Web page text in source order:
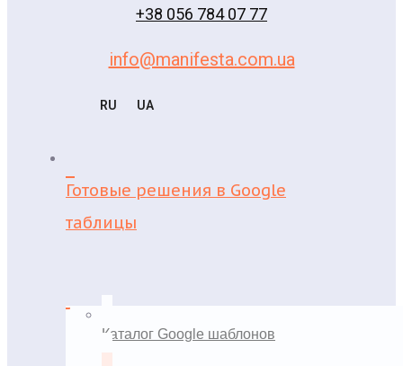
+38 056 784 07 77
info@manifesta.com.ua
Готовые решения в Google
таблицы
Каталог Google шаблонов